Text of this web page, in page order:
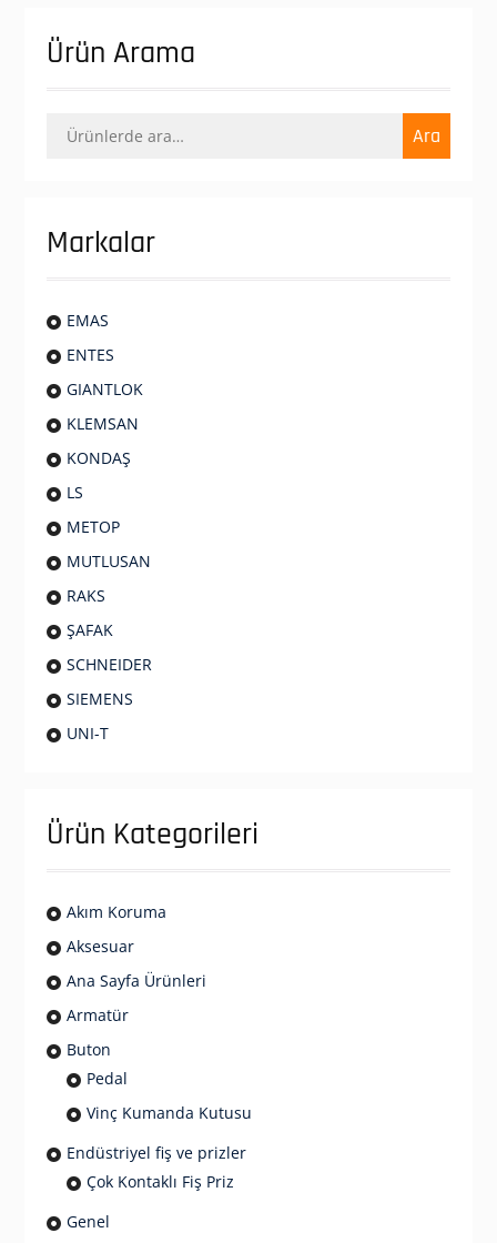
Ürün Arama
Ara: Ara
Markalar
EMAS
ENTES
GIANTLOK
KLEMSAN
KONDAŞ
LS
METOP
MUTLUSAN
RAKS
ŞAFAK
SCHNEIDER
SIEMENS
UNI-T
Ürün Kategorileri
Akım Koruma
Aksesuar
Ana Sayfa Ürünleri
Armatür
Buton
Pedal
Vinç Kumanda Kutusu
Endüstriyel fiş ve prizler
Çok Kontaklı Fiş Priz
Genel